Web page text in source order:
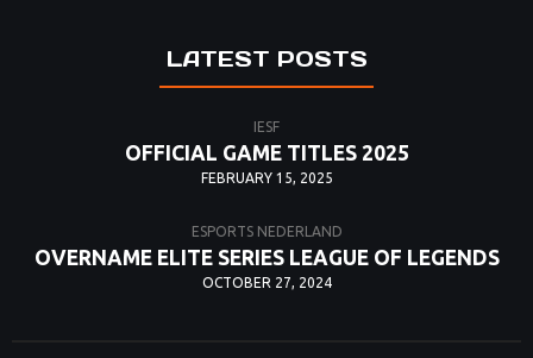
LATEST POSTS
IESF
OFFICIAL GAME TITLES 2025
FEBRUARY 15, 2025
ESPORTS NEDERLAND
OVERNAME ELITE SERIES LEAGUE OF LEGENDS
OCTOBER 27, 2024